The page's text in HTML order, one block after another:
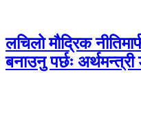
लचिलो मौद्रिक
बनाउनु पर्छः